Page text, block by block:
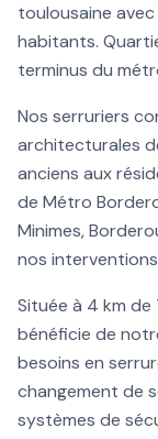
toulousaine
habitants.
terminus du
Nos serruriers
architecturales
anciens aux
de Métro
Minimes,
nos
Située à 4 km de
bénéficie de
besoins en
changement de
systèmes de